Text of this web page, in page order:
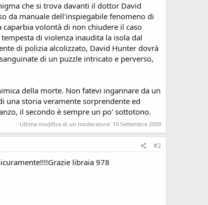
che si trova davanti il dottor David
da manuale dell'inspiegabile fenomeno di
volontà di non chiudere il caso
di violenza inaudita la isola dal
di polizia alcolizzato, David Hunter dovrà
di un puzzle intricato e perverso,
della morte. Non fatevi ingannare da un
una storia veramente sorprendente ed
il secondo è sempre un po' sottotono.
Ultima modifica di un moderatore: 10 Settembre 2009
#2
libraia 978